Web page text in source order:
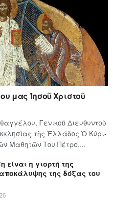
μας Ἰησοῦ Χριστοῦ
Γενικοῦ Διευθυντοῦ
τῆς Ἑλλάδος Ὁ Κύ­ρι­
Μα­θη­τῶν Του Πέ­τρο,...
η γιορτή της
της δόξας του